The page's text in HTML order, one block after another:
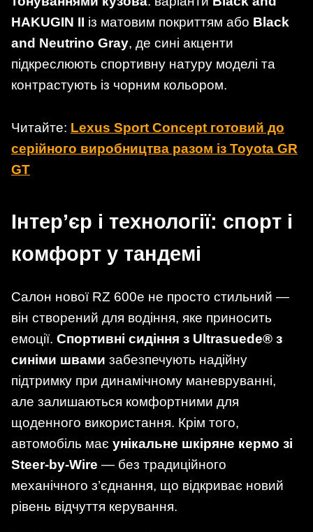
HAKUGIN II із матовим покриттям або Black
and Neutrino Gray, де сині акценти
підкреслюють спортивну натуру моделі та
контрастують із чорним кольором.
Читайте: Lexus Sport Concept готовий до
серійного виробництва разом із Toyota GR
GT
Інтер’єр і технології: спорт і
комфорт у тандемі
Салон нової RZ 600e не просто стильний —
він створений для водіння, яке приносить
емоції. Спортивні сидіння з Ultrasuede® з
синіми швами забезпечують надійну
підтримку при динамічному маневруванні,
але залишаються комфортними для
щоденного використання. Крім того,
автомобіль має унікальне шкіряне кермо зі
Steer-by-Wire — без традиційного
механічного з’єднання, що відкриває новий
рівень відчуття керування.